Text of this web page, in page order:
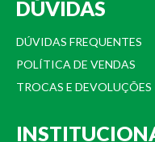
DÚVIDAS
DÚVIDAS FREQUENTES
POLÍTICA DE VENDAS
TROCAS E DEVOLUÇÕES